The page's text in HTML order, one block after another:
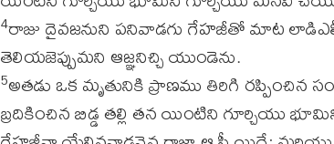
4రాజు దైవజనుని పనివాడగు గేహజీతో మాట
తెలియజెప్పుమని ఆజ్ఞనిచ్చి యుండెను.
5అతడు ఒక మృతునికి ప్రాణము తిరిగి రప్పించిన
బ్రదికించిన బిడ్డ తల్లి తన యింటిని గూర్చియు